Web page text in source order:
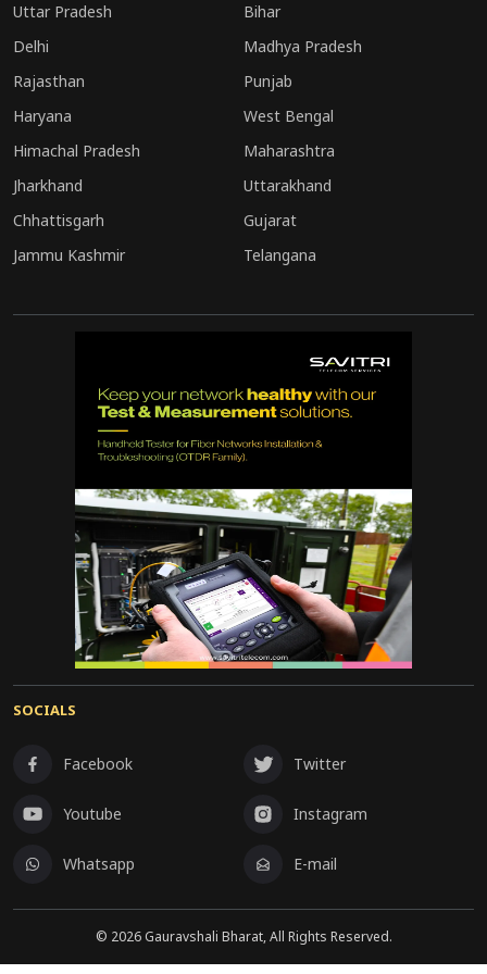
नेतृत्व में टीएमसी ने सत्ता बरकरार रखी।
Uttar Pradesh
Bihar
Delhi
Madhya Pradesh
Rajasthan
Punjab
Haryana
West Bengal
Himachal Pradesh
Maharashtra
Jharkhand
Uttarakhand
Chhattisgarh
Gujarat
Jammu Kashmir
Telangana
SOCIALS
Facebook Twitter
Youtube Instagram
Whatsapp E-mail
© 2026Gauravshali Bharat, All Rights Reserved.